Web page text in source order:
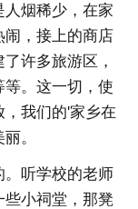
烟稀少，在家
闹，接上的商店
许多旅游区，
。这一切，使
我们的'家乡在
。
。听学校的老师
小祠堂，那凳